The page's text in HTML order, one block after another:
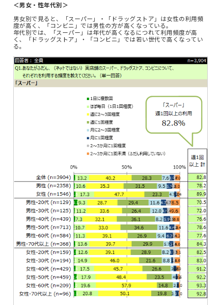
＜男女・性年代別＞
男女別で見ると、「スーパー」・「ドラッグストア」は女性の利用頻
度が高く、「コンビニ」では男性の方が高くなっている。
年代別では、「スーパー」は年代が高くなるにつれて利用頻度が高
く、「ドラッグストア」・「コンビニ」では若い世代で高くなってい
る。